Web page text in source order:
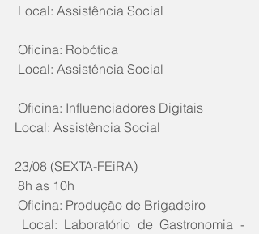
Local: Assistência Social
Oficina: Robótica
Local: Assistência Social
Oficina: Influenciadores Digitais
Local: Assistência Social
23/08 (SEXTA-FEiRA)
8h as 10h
Oficina: Produção de Brigadeiro
Local: Laboratório de Gastronomia -